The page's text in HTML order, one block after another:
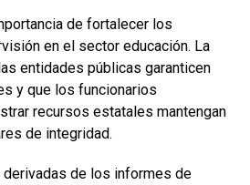
de fortalecer los
en el sector educación. La
entidades públicas garanticen
y que los funcionarios
recursos estatales mantengan
de integridad.
de los informes de